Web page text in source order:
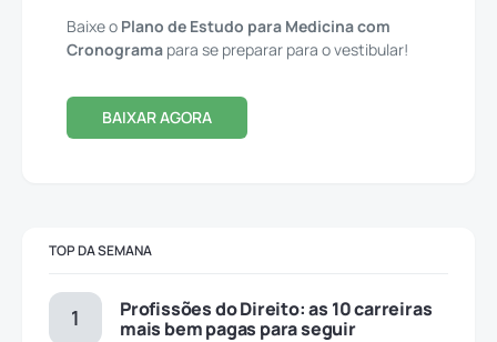
Baixe o Plano de Estudo para Medicina com
Cronograma para se preparar para o vestibular!
BAIXAR AGORA
TOP DA SEMANA
Profissões do Direito: as 10 carreiras
mais bem pagas para seguir